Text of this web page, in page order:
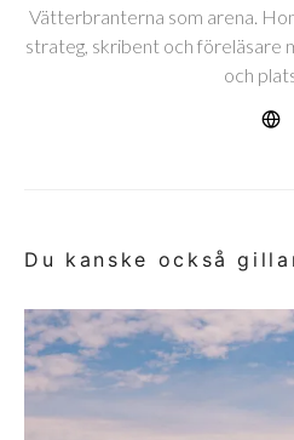
Vätterbranterna som arena.
strateg, skribent och föreläsare
och
Du kanske också